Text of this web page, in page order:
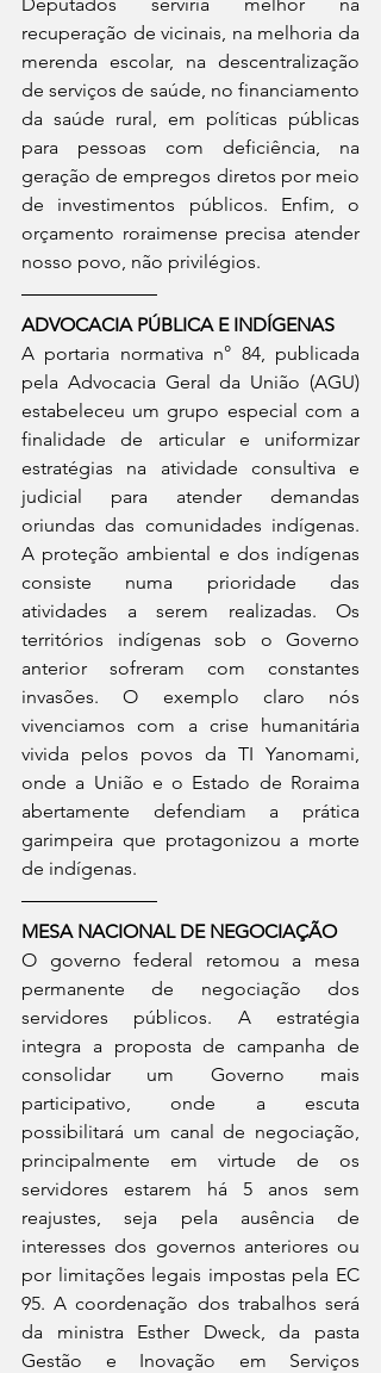
recuperação de vicinais, na melhoria da
merenda escolar, na descentralização
de serviços de saúde, no financiamento
da saúde rural, em políticas públicas
para pessoas com deficiência, na
geração de empregos diretos por meio
de investimentos públicos. Enfim, o
orçamento roraimense precisa atender
nosso povo, não privilégios.
ADVOCACIA PÚBLICA E INDÍGENAS
A portaria normativa n° 84, publicada
pela Advocacia Geral da União (AGU)
estabeleceu um grupo especial com a
finalidade de articular e uniformizar
estratégias na atividade consultiva e
judicial para atender demandas
oriundas das comunidades indígenas.
A proteção ambiental e dos indígenas
consiste numa prioridade das
atividades a serem realizadas. Os
territórios indígenas sob o Governo
anterior sofreram com constantes
invasões. O exemplo claro nós
vivenciamos com a crise humanitária
vivida pelos povos da TI Yanomami,
onde a União e o Estado de Roraima
abertamente defendiam a prática
garimpeira que protagonizou a morte
de indígenas.
MESA NACIONAL DE NEGOCIAÇÃO
O governo federal retomou a mesa
permanente de negociação dos
servidores públicos. A estratégia
integra a proposta de campanha de
consolidar um Governo mais
participativo, onde a escuta
possibilitará um canal de negociação,
principalmente em virtude de os
servidores estarem há 5 anos sem
reajustes, seja pela ausência de
interesses dos governos anteriores ou
por limitações legais impostas pela EC
95. A coordenação dos trabalhos será
da ministra Esther Dweck, da pasta
Gestão e Inovação em Serviços